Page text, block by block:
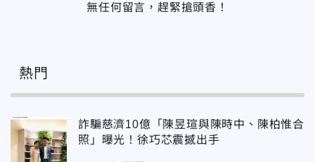
無任何留言，趕緊搶頭香！
熱門
詐騙慈濟10億「陳昱瑄與陳時中、陳柏惟合
照」曝光！徐巧芯震撼出手